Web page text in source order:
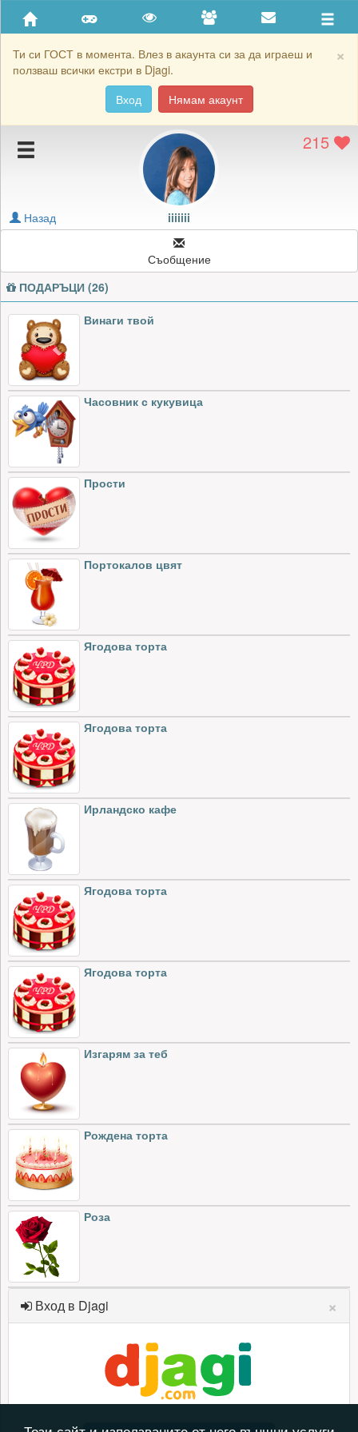
×
Ти си ГОСТ в момента. Влез в акаунта си за да играеш и
ползваш всички екстри в Djagi.
Вход
Нямам акаунт
Приятели
Хронология на игри
Подаръците на iiiiiii
Блокирай iiiiiii
215
iiiiiii
Назад
Съобщение
ПОДАРЪЦИ (26)
Винаги твой
Часовник с кукувица
Прости
Портокалов цвят
Ягодова торта
Ягодова торта
Ирландско кафе
Ягодова торта
Ягодова торта
Изгарям за теб
Рождена торта
Роза
Вход в Djagi ×